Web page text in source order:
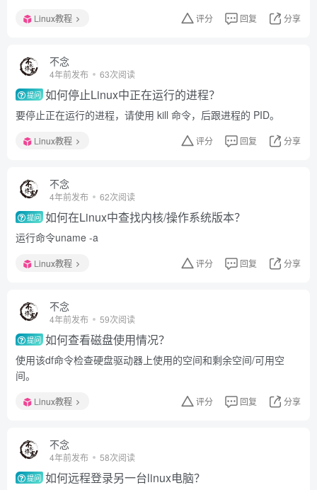
Linux教程 评分 回复 分享
不念
4年前发布 63次阅读
提问 如何停止Linux中正在运行的进程？
要停止正在运行的进程，请使用 kill 命令，后跟进程的 PID。
Linux教程 评分 回复 分享
不念
4年前发布 62次阅读
提问 如何在Linux中查找内核/操作系统版本？
运行命令uname -a
Linux教程 评分 回复 分享
不念
4年前发布 59次阅读
提问 如何查看磁盘使用情况？
使用该df命令检查硬盘驱动器上使用的空间和剩余空间/可用空
间。
Linux教程 评分 回复 分享
不念
4年前发布 58次阅读
提问 如何远程登录另一台linux电脑？